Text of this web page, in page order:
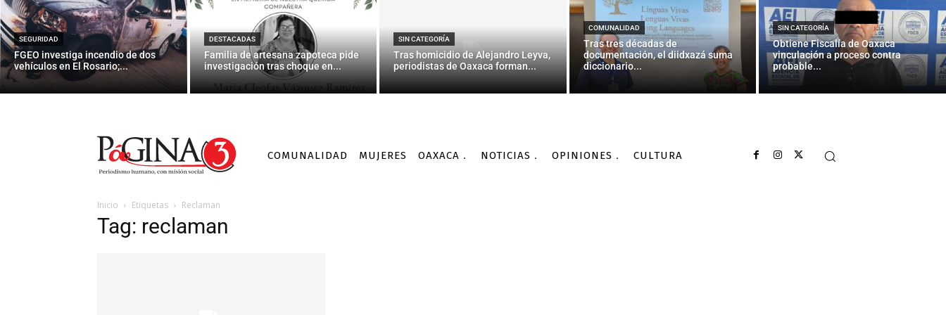
SEGURIDAD
FGEO investiga incendio de dos
vehículos en El Rosario;...
DESTACADAS
Familia de artesana zapoteca pide
investigación tras choque en...
SIN CATEGORÍA
Tras homicidio de Alejandro Leyva,
periodistas de Oaxaca forman...
COMUNALIDAD
Tras tres décadas de
documentación, el diidxazá suma
diccionario...
SIN CATEGORÍA
Obtiene Fiscalía de Oaxaca
vinculación a proceso contra
probable...
COMUNALIDAD MUJERES OAXACA NOTICIAS OPINIONES CULTURA
Inicio Etiquetas Reclaman
Tag: reclaman